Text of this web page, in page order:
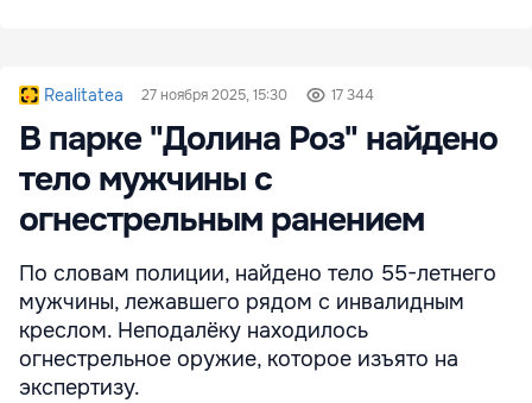
Realitatea 27 ноября 2025, 15:30 17 344
В парке "Долина Роз" найдено
тело мужчины с
огнестрельным ранением
По словам полиции, найдено тело 55-летнего
мужчины, лежавшего рядом с инвалидным
креслом. Неподалёку находилось
огнестрельное оружие, которое изъято на
экспертизу.